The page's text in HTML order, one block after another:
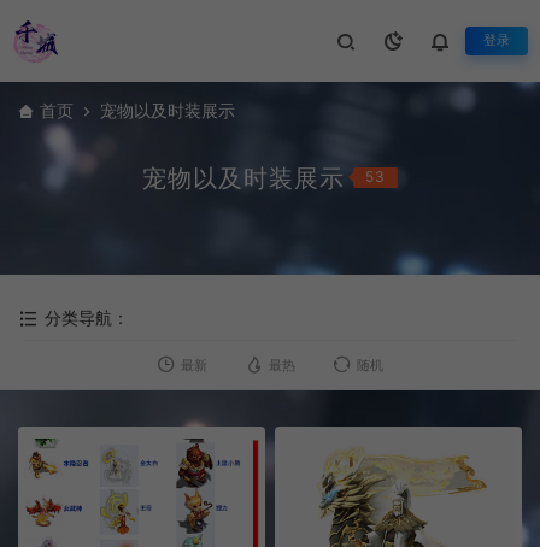
登录
首页 宠物以及时装展示
宠物以及时装展示 53
分类导航：
最新 最热 随机